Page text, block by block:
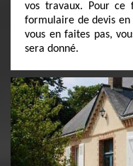
vos travaux. Pour
formulaire de devis
vous en faites pas,
sera donné.